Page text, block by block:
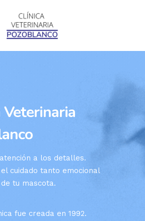
Veterinaria
a los detalles.
cuidado tanto emocional
tu mascota.
fue creada en 1992.